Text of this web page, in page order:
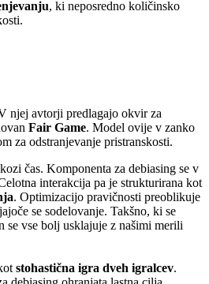
, ki neposredno količinsko
njej avtorji predlagajo okvir za
Fair Game. Model ovije v zanko
za odstranjevanje pristranskosti.
čas. Komponenta za debiasing se v
interakcija pa je strukturirana kot
. Optimizacijo pravičnosti preoblikuje
se sodelovanje. Takšno, ki se
se vse bolj usklajuje z našimi merili
stohastična igra dveh igralcev.